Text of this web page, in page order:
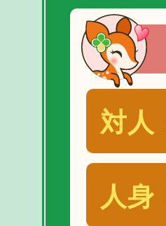
対人
人身